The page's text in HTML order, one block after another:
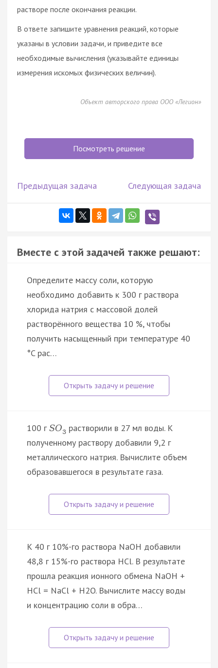
растворе после окончания реакции.
В ответе запишите уравнения реакций, которые
указаны в условии задачи, и приведите все
необходимые вычисления (указывайте единицы
измерения искомых физических величин).
Объект авторского права ООО «Легион»
Посмотреть решение
Предыдущая задача Следующая задача
Вместе с этой задачей также решают:
Определите массу соли, которую
необходимо добавить к 300 г раствора
хлорида натрия с массовой долей
растворённого вещества 10 %, чтобы
получить насыщенный при температуре 40
°C рас…
100 гSO3 растворили в 27 мл воды. К
полученному раствору добавили 9,2 г
металлического натрия. Вычислите объем
образовавшегося в результате газа.
К 40 г 10%-го раствора NaOH добавили
48,8 г 15%-го раствора HCl. В результате
прошла реакция ионного обмена NaOH +
HCl = NaCl + H2O. Вычислите массу воды
и концентрацию соли в обра…